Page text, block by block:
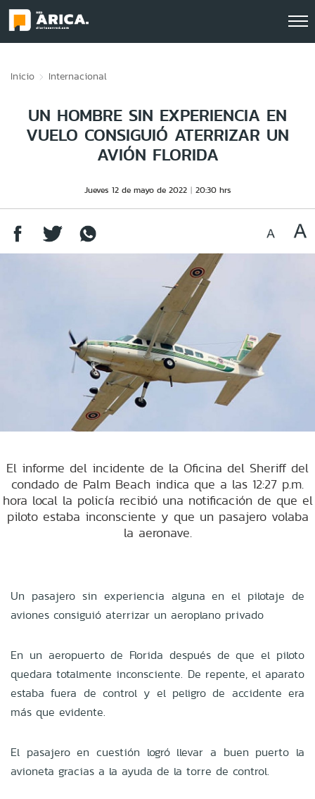
Inicio Internacional
UN HOMBRE SIN EXPERIENCIA EN
VUELO CONSIGUIÓ ATERRIZAR UN
AVIÓN FLORIDA
Jueves 12 de mayo de 2022 20:30 hrs
El informe del incidente de la Oficina del Sheriff del
condado de Palm Beach indica que a las 12:27 p.m.
hora local la policía recibió una notificación de que el
piloto estaba inconsciente y que un pasajero volaba
la aeronave.
Un pasajero sin experiencia alguna en el pilotaje de
aviones consiguió aterrizar un aeroplano privado
En un aeropuerto de Florida después de que el piloto
quedara totalmente inconsciente. De repente, el aparato
estaba fuera de control y el peligro de accidente era
más que evidente.
El pasajero en cuestión logró llevar a buen puerto la
avioneta gracias a la ayuda de la torre de control.